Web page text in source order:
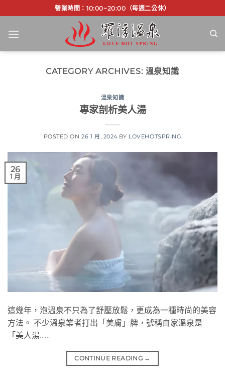
to
content
營業時間：10:00~20:00（每週二公休）
CATEGORY ARCHIVES: 溫泉知識
溫泉知識
專家剖析美人湯
POSTED ON26 1 月, 2024 BY LOVEHOTSPRING
26
1 月
這幾年，泡溫泉不只為了舒壓放鬆，更成為一種時尚的美容
方法。 不少溫泉業者打出「美膚」牌，號稱自家溫泉是
「美人湯……
CONTINUE READING →